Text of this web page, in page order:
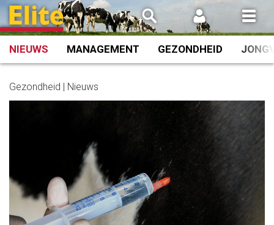
Spring
naar
inhoud
NIEUWS MANAGEMENT GEZONDHEID
Gezondheid | Nieuws